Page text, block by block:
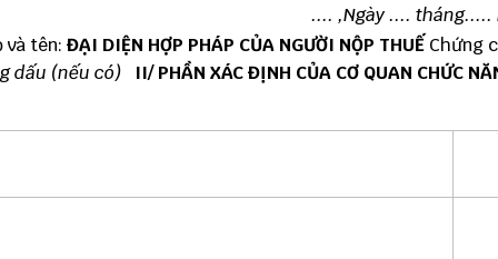
.... ,Ngày ....
và tên: ĐẠI DIỆN HỢP PHÁP CỦA NGƯỜI NỘP THUẾ Chứng
dấu (nếu có)
II/ PHẦN XÁC ĐỊNH CỦA CƠ QUAN CHỨC